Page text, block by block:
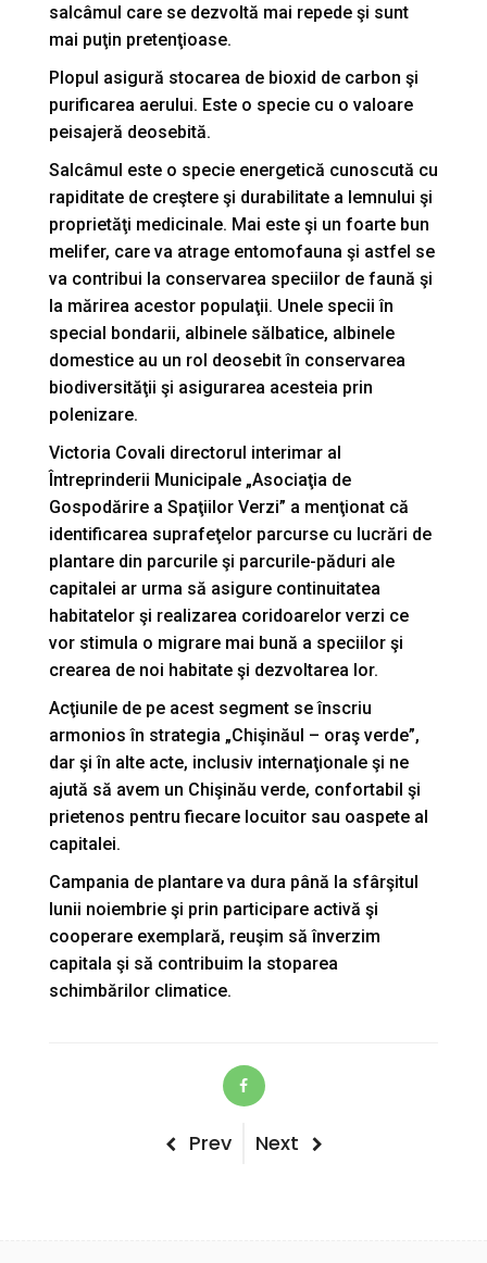
salcâmul care se dezvoltă mai repede şi sunt
mai puţin pretenţioase.
Plopul asigură stocarea de bioxid de carbon şi
purificarea aerului. Este o specie cu o valoare
peisajeră deosebită.
Salcâmul este o specie energetică cunoscută cu
rapiditate de creştere şi durabilitate a lemnului şi
proprietăţi medicinale. Mai este şi un foarte bun
melifer, care va atrage entomofauna şi astfel se
va contribui la conservarea speciilor de faună şi
la mărirea acestor populaţii. Unele specii în
special bondarii, albinele sălbatice, albinele
domestice au un rol deosebit în conservarea
biodiversităţii şi asigurarea acesteia prin
polenizare.
Victoria Covali directorul interimar al
Întreprinderii Municipale „Asociaţia de
Gospodărire a Spaţiilor Verzi” a menţionat că
identificarea suprafeţelor parcurse cu lucrări de
plantare din parcurile şi parcurile-păduri ale
capitalei ar urma să asigure continuitatea
habitatelor şi realizarea coridoarelor verzi ce
vor stimula o migrare mai bună a speciilor şi
crearea de noi habitate şi dezvoltarea lor.
Acţiunile de pe acest segment se înscriu
armonios în strategia „Chişinăul – oraş verde”,
dar şi în alte acte, inclusiv internaţionale şi ne
ajută să avem un Chişinău verde, confortabil şi
prietenos pentru fiecare locuitor sau oaspete al
capitalei.
Campania de plantare va dura până la sfârşitul
lunii noiembrie şi prin participare activă şi
cooperare exemplară, reuşim să înverzim
capitala şi să contribuim la stoparea
schimbărilor climatice.
Previous
Prev
Next
Next